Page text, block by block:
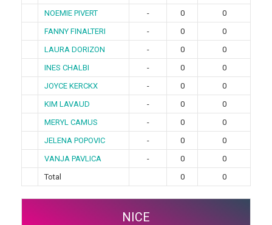
NOEMIE PIVERT
- 0
0
FANNY FINALTERI
- 0
0
LAURA DORIZON
- 0
0
INES CHALBI
- 0
0
JOYCE KERCKX
- 0
0
KIM LAVAUD
- 0
0
MERYL CAMUS
- 0
0
JELENA POPOVIC
- 0
0
VANJA PAVLICA
- 0
0
Total
0 0
NICE